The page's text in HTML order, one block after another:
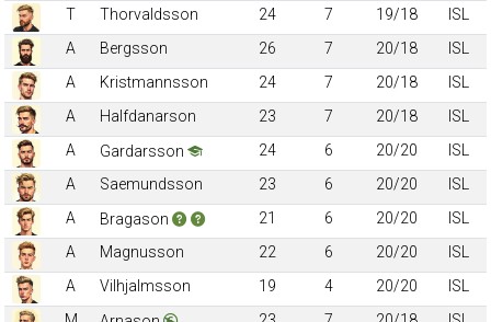
T
Thorvaldsson 24 7 19/18
ISL
A
Bergsson 26 7 20/18
ISL
A
Kristmannsson 24 7 20/18
ISL
A
Halfdanarson 23 7 20/18
ISL
A
Gardarsson 24 6 20/20
ISL
A
Saemundsson 23 6 20/20
ISL
A
Bragason 21 6 20/20
ISL
A
Magnusson 22 6 20/20
ISL
A
Vilhjalmsson 19 4 20/20
ISL